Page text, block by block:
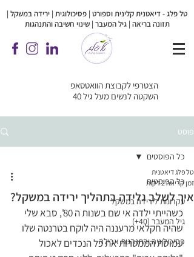
טל פלג - דיאטנית קלינית וספורט | פסיכולוגית | ירידה במשקל |
תזונה בריאה | גיל המעבר | שינוי חשיבה והתנהגות
הצטרפי לקבוצת הוואטסאפ
השקטה לנשים מעל גיל 40
פוסט
כל הפוסטים
עקרונות לירידה במשקל
גיל המעבר (40+)
פסיכולוגיה והתנהגות אכילה
כל הפוסטים
איך לשלב גלידה בתהליך ירידה במשקל?
טל פלג דיאטנית
זמן קריאה 2 דקות
כשהייתי ילדה אי שם בשנות ה 80', סבא שלי
שהיה חקלאי מרעננה היה לוקח בטרנטה שלו
עמוסת הממטרות את כל הנכדים לאכול